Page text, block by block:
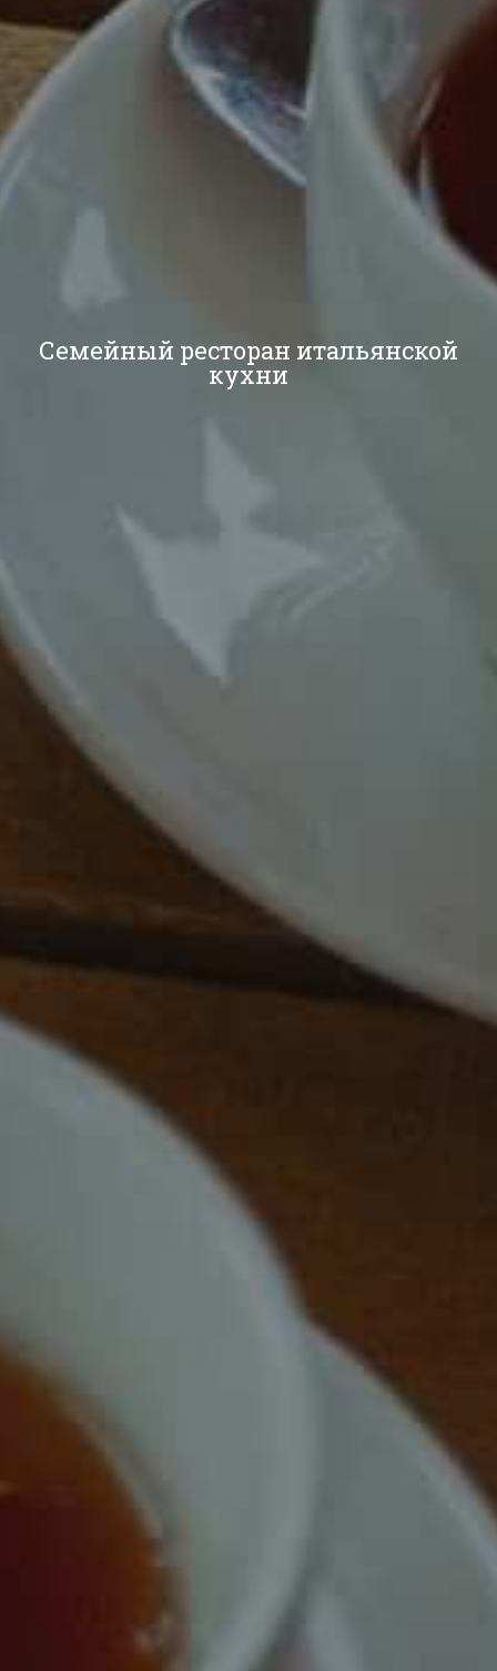
Семейный ресторан итальянской
кухни